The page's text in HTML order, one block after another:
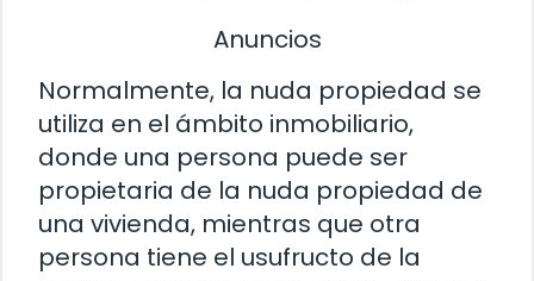
Anuncios
Normalmente, la nuda propiedad se
utiliza en el ámbito inmobiliario,
donde una persona puede ser
propietaria de la nuda propiedad de
una vivienda, mientras que otra
persona tiene el usufructo de la